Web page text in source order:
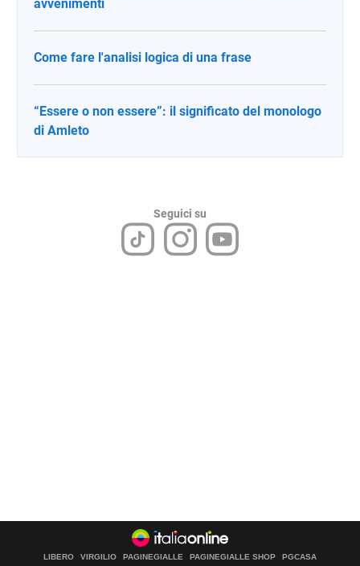
avvenimenti
Come fare l'analisi logica di una frase
“Essere o non essere”: il significato del monologo
di Amleto
Seguici su
LIBERO VIRGILIO PAGINEGIALLE PAGINEGIALLE SHOP PGCASA